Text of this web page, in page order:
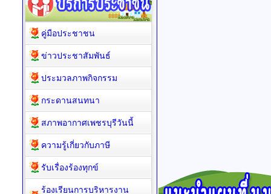
คู่มือประชาชน
ข่าวประชาสัมพันธ์
ประมวลภาพกิจกรรม
กระดานสนทนา
สภาพอากาศเพชรบุรีวันนี้
ความรู้เกี่ยวกับภาษี
รับเรื่องร้องทุกข์